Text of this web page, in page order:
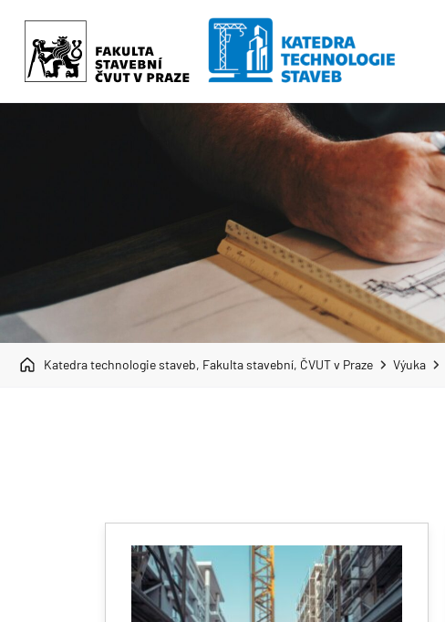
Katedra technologie staveb, Fakulta stavební, ČVUT v Praze Výuka